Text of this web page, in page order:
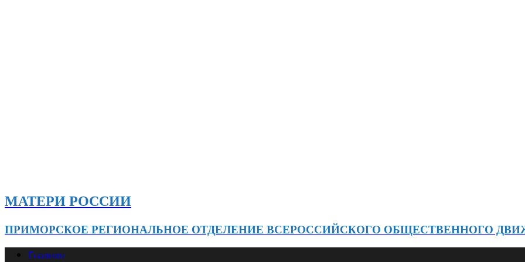
МАТЕРИ РОССИИ
ПРИМОРСКОЕ РЕГИОНАЛЬНОЕ ОТДЕЛЕНИЕ ВСЕРОССИЙСКОГО ОБЩЕСТВЕННОГО
Главная